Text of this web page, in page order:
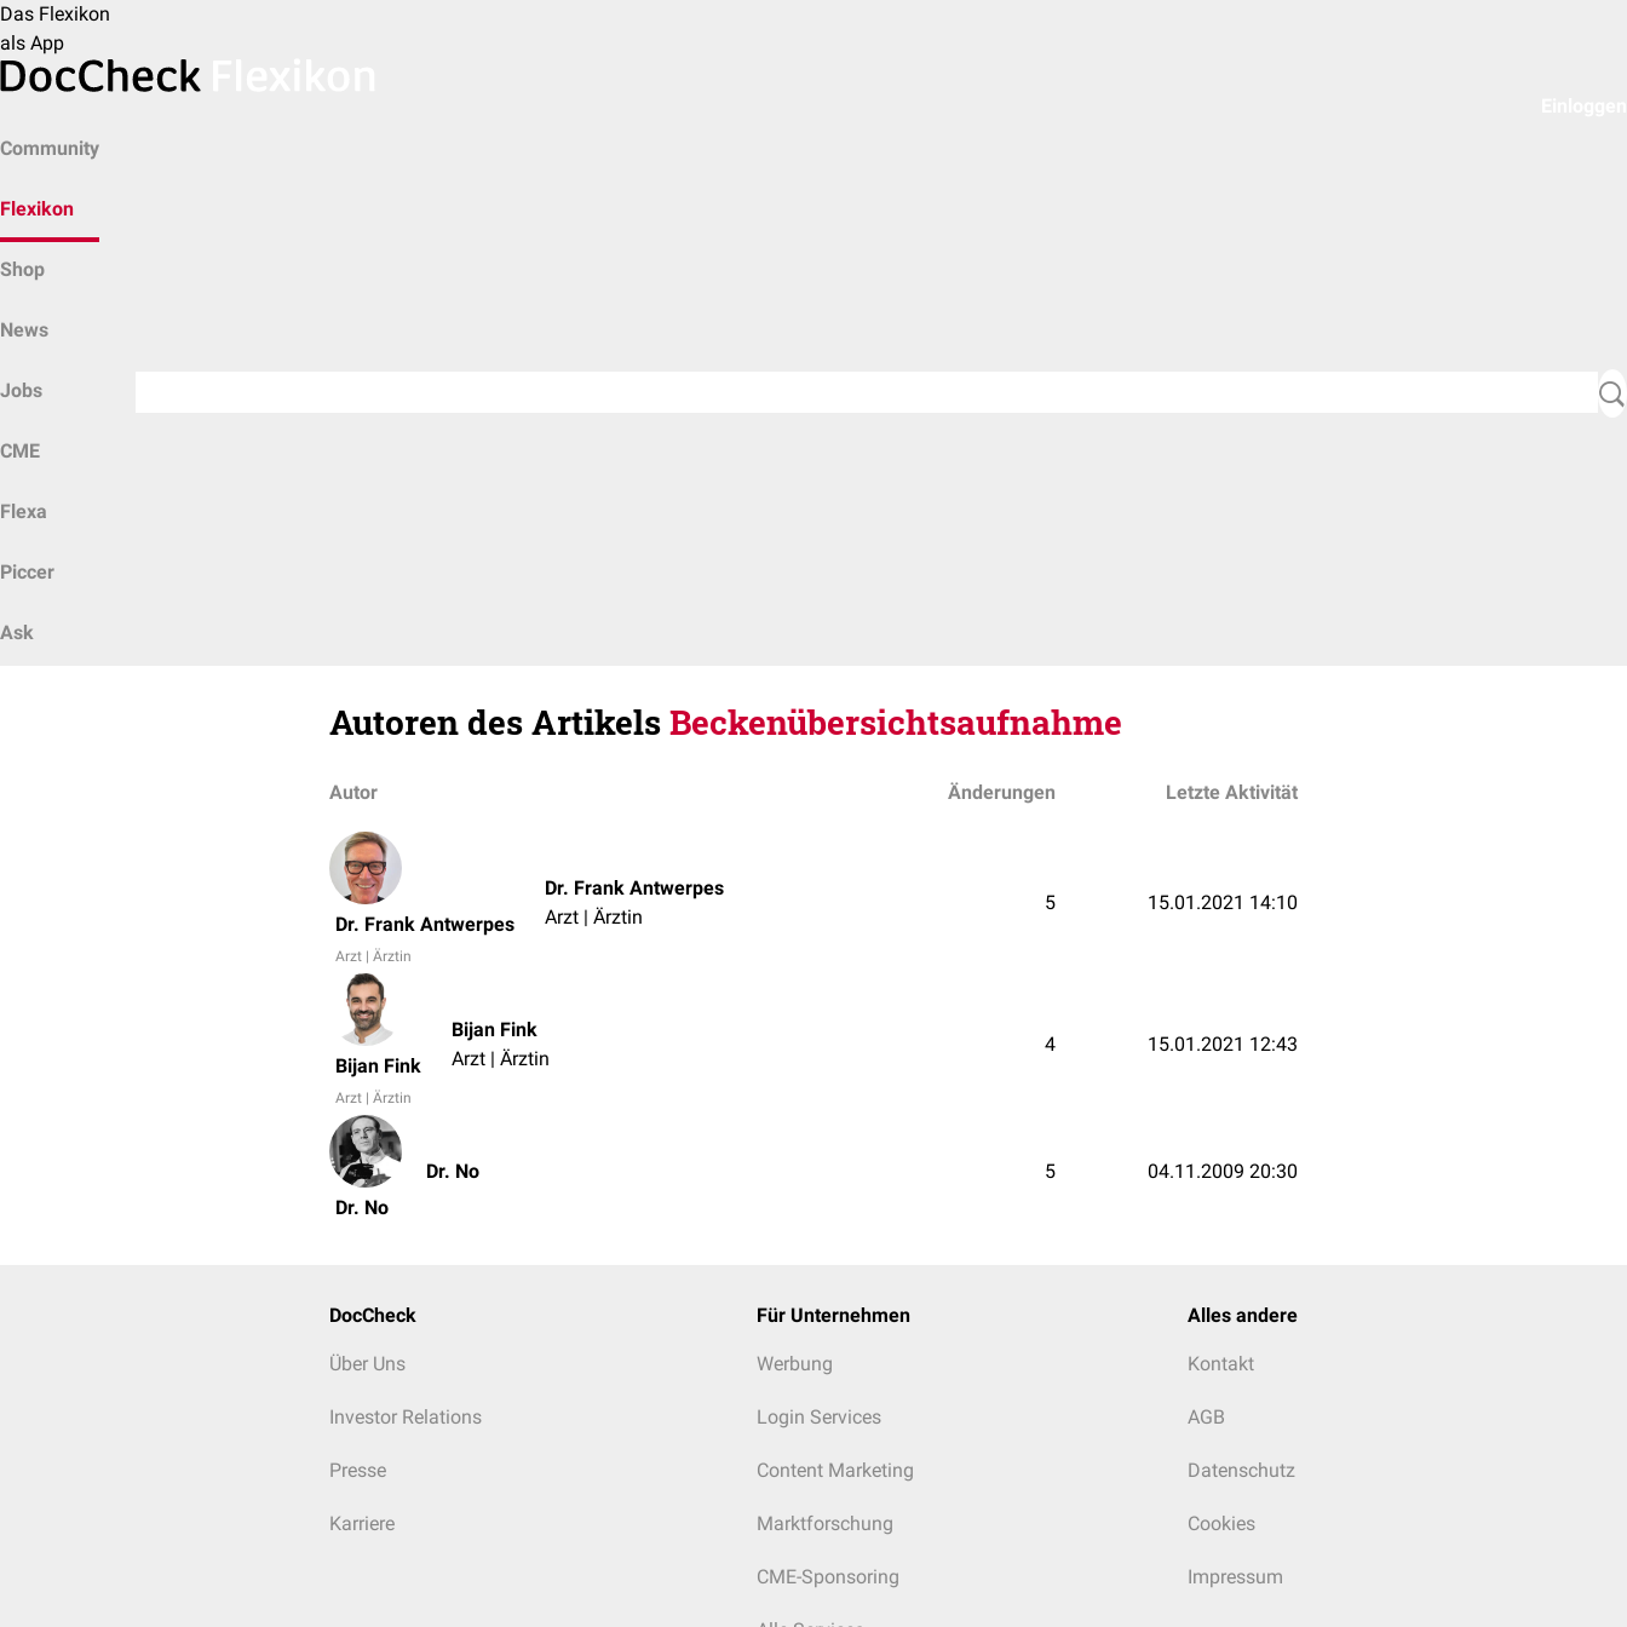
Das Flexikon
als App
Community
Flexikon
Shop
News
Jobs
CME
Flexa
Piccer
Ask
Autoren des ArtikelsBeckenübersichtsaufnahme
Autor Änderungen Letzte Aktivität
Dr. Frank Antwerpes
Arzt | Ärztin
Dr. Frank Antwerpes
Arzt | Ärztin
5 15.01.2021 14:10
Bijan Fink
Arzt | Ärztin
Bijan Fink
Arzt | Ärztin
4 15.01.2021 12:43
Dr. No
Dr. No 5 04.11.2009 20:30
DocCheck
Über Uns
Investor Relations
Presse
Karriere
Für Unternehmen
Werbung
Login Services
Content Marketing
Marktforschung
CME-Sponsoring
Alles andere
Kontakt
AGB
Datenschutz
Cookies
Impressum